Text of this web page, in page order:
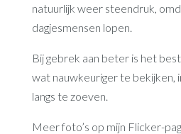
natuurlijk weer steendruk,
dagjesmensen lopen.
Bij gebrek aan beter is het
wat nauwkeuriger te bekijken,
langs te zoeven.
Meer foto’s op mijn Flicker-